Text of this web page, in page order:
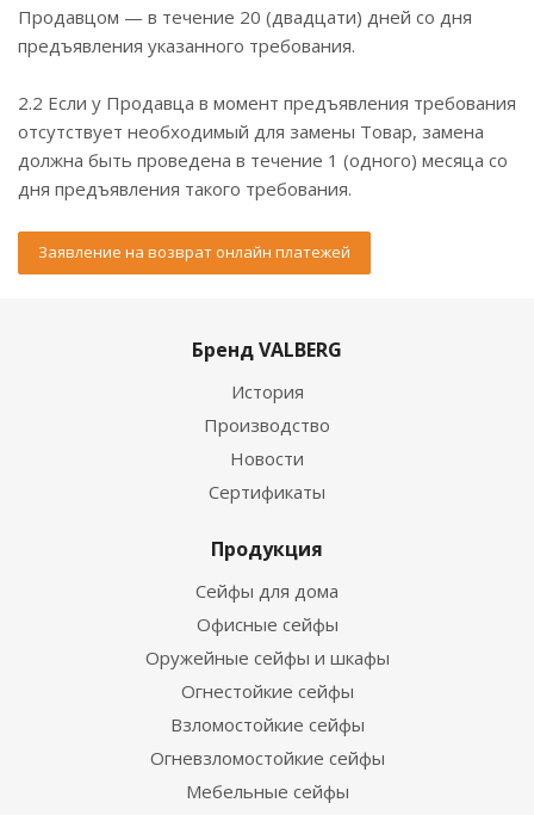
Продавцом — в течение 20 (двадцати) дней со дня
предъявления указанного требования.
2.2 Если у Продавца в момент предъявления требования
отсутствует необходимый для замены Товар, замена
должна быть проведена в течение 1 (одного) месяца со
дня предъявления такого требования.
Заявление на возврат онлайн платежей
Бренд VALBERG
История
Производство
Новости
Сертификаты
Продукция
Сейфы для дома
Офисные сейфы
Оружейные сейфы и шкафы
Огнестойкие сейфы
Взломостойкие сейфы
Огневзломостойкие сейфы
Мебельные сейфы